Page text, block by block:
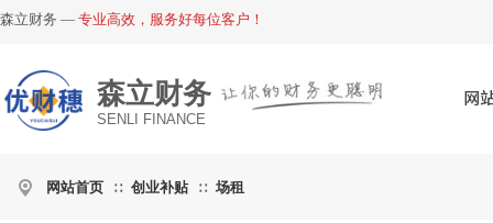
森立财务 — 专业高效，服务好每位客户！
网
SENLI FINANCE
森立财务
网站首页 ∷ 创业补贴 ∷ 场租